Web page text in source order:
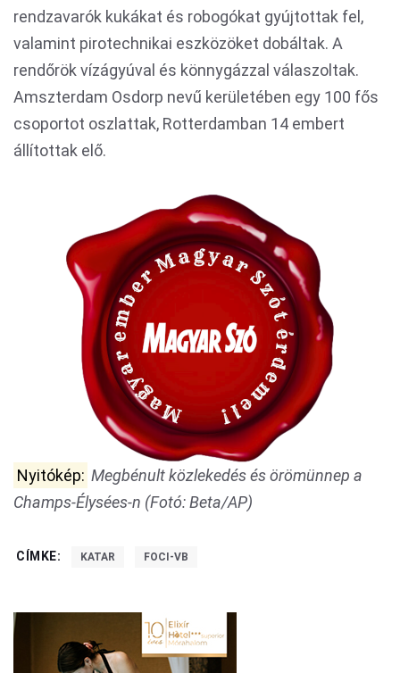
rendzavarók kukákat és robogókat gyújtottak fel,
valamint pirotechnikai eszközöket dobáltak. A
rendőrök vízágyúval és könnygázzal válaszoltak.
Amszterdam Osdorp nevű kerületében egy 100 fős
csoportot oszlattak, Rotterdamban 14 embert
állítottak elő.
Nyitókép: Megbénult közlekedés és örömünnep a
Champs-Élysées-n (Fotó: Beta/AP)
CÍMKE: KATAR FOCI-VB